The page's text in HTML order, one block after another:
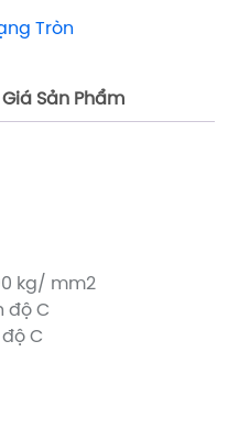
Tròn
Sản Phẩm
kg/ mm2
độ C
C